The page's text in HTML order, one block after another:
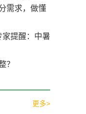
需求，做懂
提醒：中暑
？
更多>